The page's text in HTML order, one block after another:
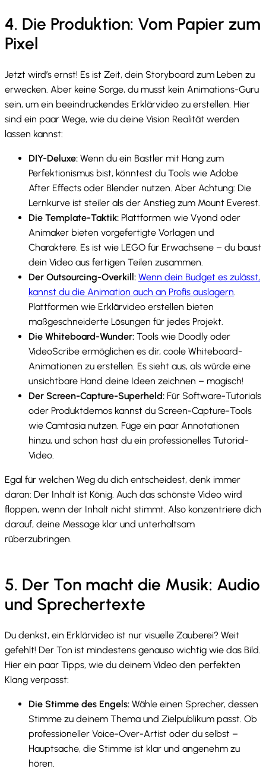
4. Die Produktion: Vom Papier zum
Pixel
Jetzt wird’s ernst! Es ist Zeit, dein Storyboard zum Leben zu
erwecken. Aber keine Sorge, du musst kein Animations-Guru
sein, um ein beeindruckendes Erklärvideo zu erstellen. Hier
sind ein paar Wege, wie du deine Vision Realität werden
lassen kannst:
DIY-Deluxe: Wenn du ein Bastler mit Hang zum
Perfektionismus bist, könntest du Tools wie Adobe
After Effects oder Blender nutzen. Aber Achtung: Die
Lernkurve ist steiler als der Anstieg zum Mount Everest.
Die Template-Taktik: Plattformen wie Vyond oder
Animaker bieten vorgefertigte Vorlagen und
Charaktere. Es ist wie LEGO für Erwachsene – du baust
dein Video aus fertigen Teilen zusammen.
Der Outsourcing-Overkill: Wenn dein Budget es zulässt,
kannst du die Animation auch an Profis auslagern
Plattformen wie Erklärvideo erstellen bieten
maßgeschneiderte Lösungen für jedes Projekt.
Die Whiteboard-Wunder: Tools wie Doodly oder
VideoScribe ermöglichen es dir, coole Whiteboard-
Animationen zu erstellen. Es sieht aus, als würde eine
unsichtbare Hand deine Ideen zeichnen – magisch!
Der Screen-Capture-Superheld: Für Software-Tutorials
oder Produktdemos kannst du Screen-Capture-Tools
wie Camtasia nutzen. Füge ein paar Annotationen
hinzu, und schon hast du ein professionelles Tutorial-
Video.
Egal für welchen Weg du dich entscheidest, denk immer
daran: Der Inhalt ist König. Auch das schönste Video wird
floppen, wenn der Inhalt nicht stimmt. Also konzentriere dich
darauf, deine Message klar und unterhaltsam
rüberzubringen.
5. Der Ton macht die Musik: Audio
und Sprechertexte
Du denkst, ein Erklärvideo ist nur visuelle Zauberei? Weit
gefehlt! Der Ton ist mindestens genauso wichtig wie das Bild.
Hier ein paar Tipps, wie du deinem Video den perfekten
Klang verpasst:
Die Stimme des Engels: Wähle einen Sprecher, dessen
Stimme zu deinem Thema und Zielpublikum passt. Ob
professioneller Voice-Over-Artist oder du selbst –
Hauptsache, die Stimme ist klar und angenehm zu
hören.